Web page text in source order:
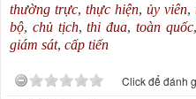
thường trực, thực hiện, ủy viên,
bộ, chủ tịch,thi đua, toàn quốc
giám sát, cấp tiến
Click để đánh